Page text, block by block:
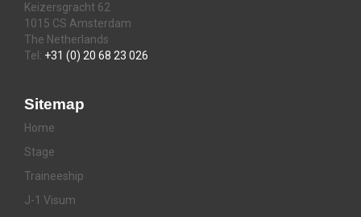
Keizersgracht 62
1015 CS Amsterdam
The Netherlands
Tel: +31 (0) 20 68 23 026
Sitemap
Home
Stage
Traineeship
J-1 Visum